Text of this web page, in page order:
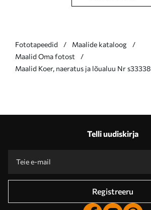
Fototapeedid
Maalide kataloog
Maalid Oma fotost
Maalid Koer, naeratus ja lõualuu Nr s33338
Telli uudiskirja
Registreeru